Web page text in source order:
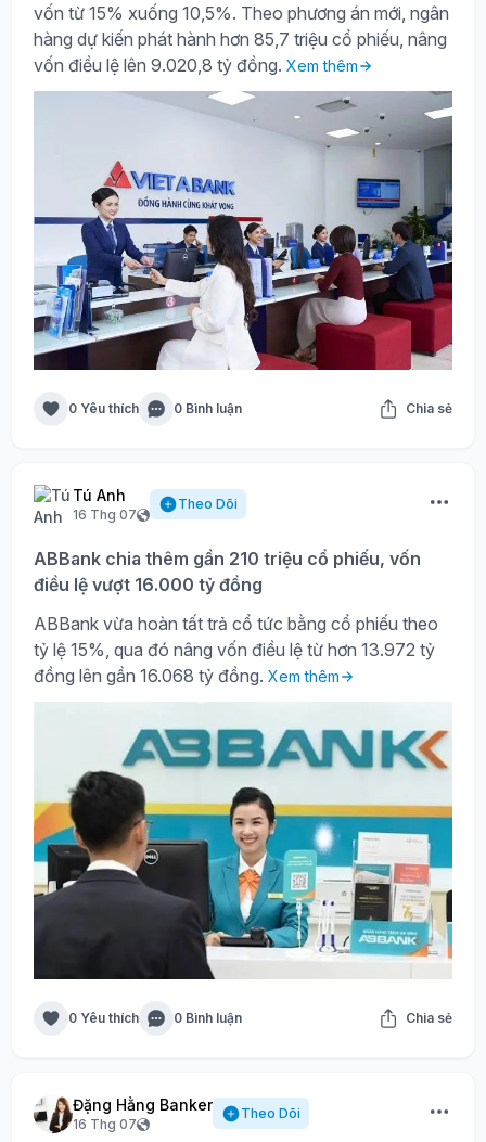
vốn từ 15% xuống 10,5%. Theo phương án mới, ngân
hàng dự kiến phát hành hơn 85,7 triệu cổ phiếu, nâng
vốn điều lệ lên 9.020,8 tỷ đồng. Xem thêm
0 Yêu thích 0 Bình luận Chia sẻ
Tú Anh
16 Thg 07
Theo Dõi
ABBank chia thêm gần 210 triệu cổ phiếu, vốn
điều lệ vượt 16.000 tỷ đồng
ABBank vừa hoàn tất trả cổ tức bằng cổ phiếu theo
tỷ lệ 15%, qua đó nâng vốn điều lệ từ hơn 13.972 tỷ
đồng lên gần 16.068 tỷ đồng. Xem thêm
0 Yêu thích 0 Bình luận Chia sẻ
Đặng Hằng Banker
16 Thg 07
Theo Dõi